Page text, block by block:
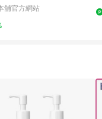
舖官方網站